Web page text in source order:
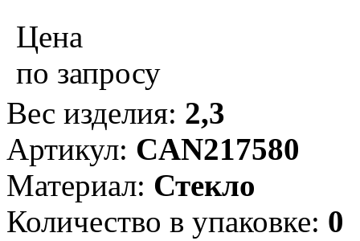
Цена
по запросу
Вес изделия: 2,3
Артикул: CAN217580
Материал: Стекло
Количество в упаковке: 0